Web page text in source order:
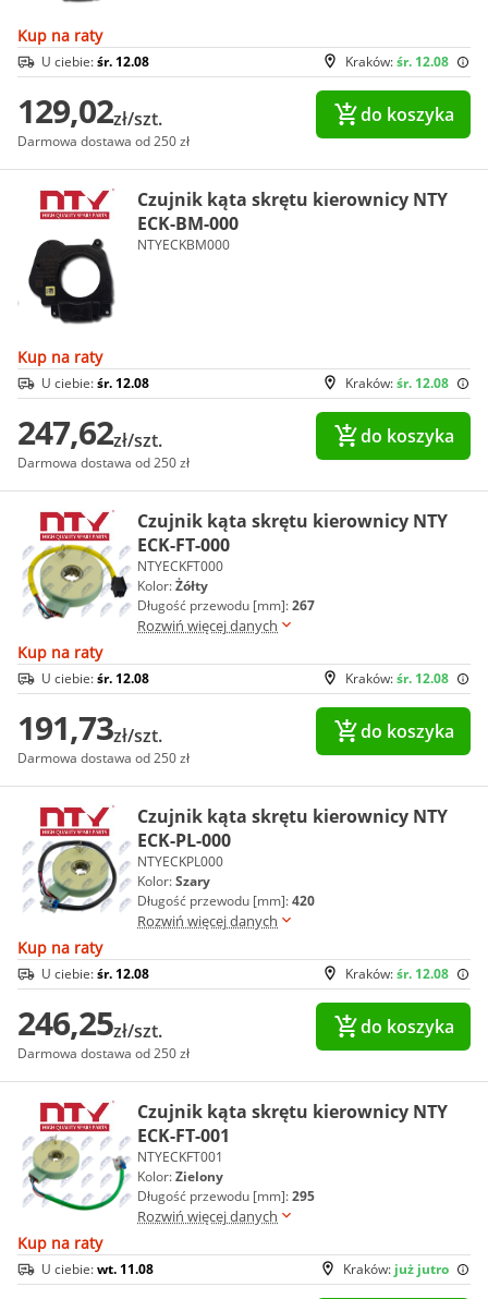
Kup na raty
Kraków:śr. 12.08
U ciebie:śr. 12.08
129,02zł/szt.
Darmowa dostawa od 250 zł
do koszyka
Czujnik kąta skrętu kierownicy NTY
ECK-BM-000
NTYECKBM000
Kup na raty
Kraków:śr. 12.08
U ciebie:śr. 12.08
247,62zł/szt.
Darmowa dostawa od 250 zł
do koszyka
Czujnik kąta skrętu kierownicy NTY
ECK-FT-000
NTYECKFT000
Kolor:Żółty
Długość przewodu [mm]:267
Rozwiń więcej danych
Kup na raty
Kraków:śr. 12.08
U ciebie:śr. 12.08
191,73zł/szt.
Darmowa dostawa od 250 zł
do koszyka
Czujnik kąta skrętu kierownicy NTY
ECK-PL-000
NTYECKPL000
Kolor:Szary
Długość przewodu [mm]:420
Rozwiń więcej danych
Kup na raty
Kraków:śr. 12.08
U ciebie:śr. 12.08
246,25zł/szt.
Darmowa dostawa od 250 zł
do koszyka
Czujnik kąta skrętu kierownicy NTY
ECK-FT-001
NTYECKFT001
Kolor:Zielony
Długość przewodu [mm]:295
Rozwiń więcej danych
Kup na raty
Kraków: już jutro
U ciebie:wt. 11.08